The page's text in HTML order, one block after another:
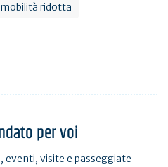
mobilità ridotta
per voi
visite e passeggiate